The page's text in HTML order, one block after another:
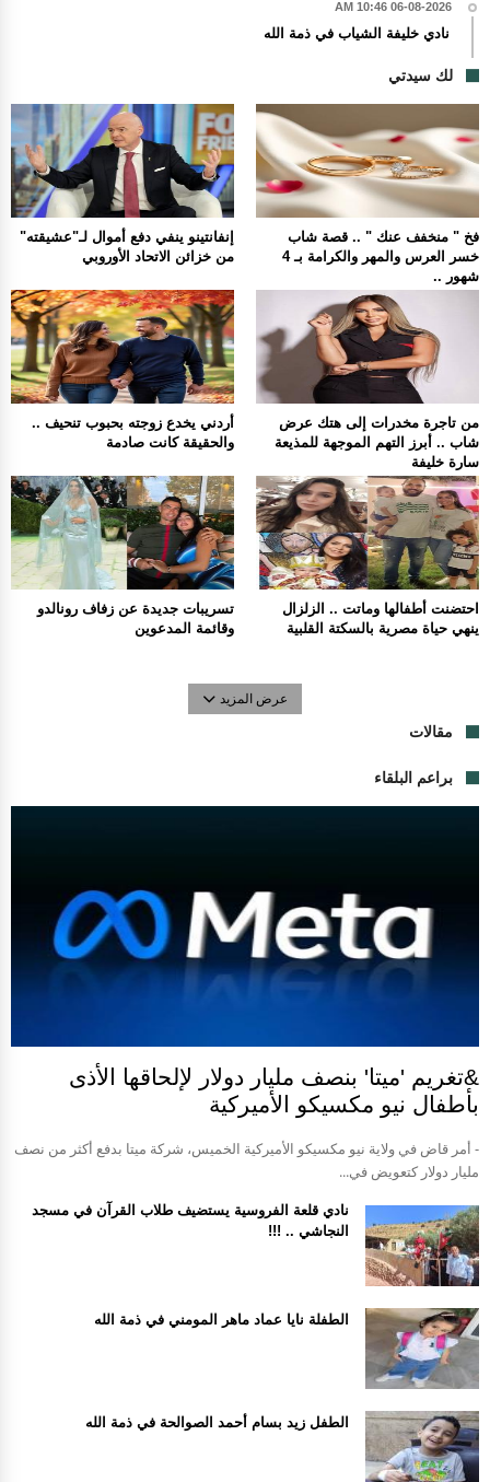
06-08-2026 10:46 AM
نادي خليفة الشياب في ذمة الله
لك سيدتي
إنفانتينو ينفي دفع أموال لـ"عشيقته"
من خزائن الاتحاد الأوروبي
فخ " منخفف عنك " .. قصة شاب
خسر العرس والمهر والكرامة بـ 4
شهور ..
أردني يخدع زوجته بحبوب تنحيف ..
والحقيقة كانت صادمة
من تاجرة مخدرات إلى هتك عرض
شاب .. أبرز التهم الموجهة للمذيعة
سارة خليفة
تسريبات جديدة عن زفاف رونالدو
وقائمة المدعوين
احتضنت أطفالها وماتت .. الزلزال
ينهي حياة مصرية بالسكتة القلبية
عرض المزيد
مقالات
براعم البلقاء
&تغريم 'ميتا' بنصف مليار دولار لإلحاقها الأذى
بأطفال نيو مكسيكو الأميركية
- أمر قاض في ولاية نيو مكسيكو الأميركية الخميس، شركة ميتا بدفع أكثر من نصف
مليار دولار كتعويض في...
نادي قلعة الفروسية يستضيف طلاب القرآن في مسجد
النجاشي .. !!!
الطفلة نايا عماد ماهر المومني في ذمة الله
الطفل زيد بسام أحمد الصوالحة في ذمة الله